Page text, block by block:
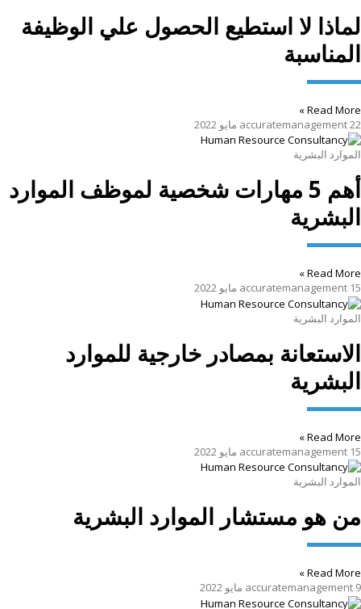
لماذا لا استطيع الحصول علي الوظيفة
المناسبة
Read More »
accuratemanagement22 مايو 2022
الموارد البشرية
أهم 5 مهارات شخصية لموظف الموارد
البشرية
Read More »
accuratemanagement 15 مايو 2022
الموارد البشرية
الاستعانة بمصادر خارجية للموارد
البشرية
Read More »
accuratemanagement 15 مايو 2022
الموارد البشرية
من هو مستشار الموارد البشرية
Read More »
accuratemanagement 9 مايو 2022